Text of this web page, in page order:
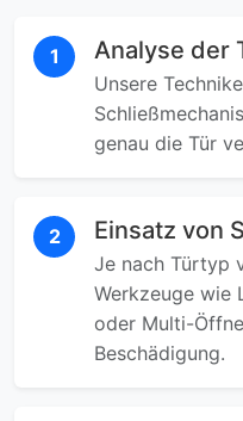
1 Analyse der
Unsere
genau die Tür
2 Einsatz von
Je nach Türtyp
Werkzeuge wie
oder Multi-
Beschädigung.